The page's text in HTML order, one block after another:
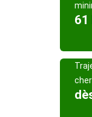
61
cher